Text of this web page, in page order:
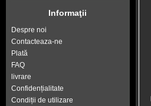
Informaţii
Despre noi
Contacteaza-ne
Plată
FAQ
livrare
Confidențialitate
Condiții de utilizare